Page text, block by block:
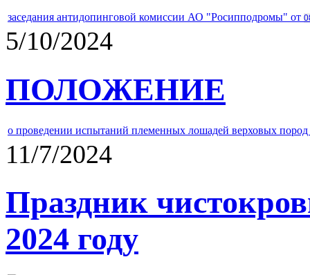
заседания антидопинговой комиссии АО "Росипподромы" от
5/10/2024
ПОЛОЖЕНИЕ
о проведении испытаний племенных лошадей верховых
11/7/2024
Праздник
2024 году